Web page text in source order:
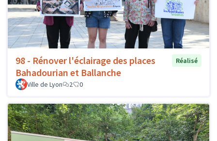
98 - Rénover l'éclairage des places
Bahadourian et Ballanche
Réalisé
Ville de Lyon 2 0